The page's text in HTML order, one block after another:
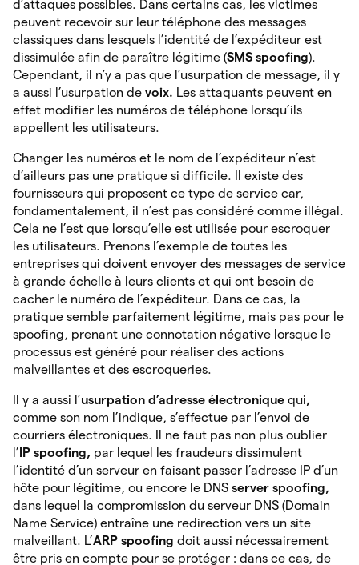
d’attaques possibles. Dans certains cas, les victimes
peuvent recevoir sur leur téléphone des messages
classiques dans lesquels l’identité de l’expéditeur est
dissimulée afin de paraître légitime (SMS spoofing).
Cependant, il n’y a pas que l’usurpation de message, il y
a aussi l’usurpation de voix. Les attaquants peuvent en
effet modifier les numéros de téléphone lorsqu’ils
appellent les utilisateurs.
Changer les numéros et le nom de l’expéditeur n’est
d’ailleurs pas une pratique si difficile. Il existe des
fournisseurs qui proposent ce type de service car,
fondamentalement, il n’est pas considéré comme illégal.
Cela ne l’est que lorsqu’elle est utilisée pour escroquer
les utilisateurs. Prenons l’exemple de toutes les
entreprises qui doivent envoyer des messages de service
à grande échelle à leurs clients et qui ont besoin de
cacher le numéro de l’expéditeur. Dans ce cas, la
pratique semble parfaitement légitime, mais pas pour le
spoofing, prenant une connotation négative lorsque le
processus est généré pour réaliser des actions
malveillantes et des escroqueries.
Il y a aussi l’usurpation d’adresse électronique qui,
comme son nom l’indique, s’effectue par l’envoi de
courriers électroniques. Il ne faut pas non plus oublier
l’ IP spoofing, par lequel les fraudeurs dissimulent
l’identité d’un serveur en faisant passer l’adresse IP d’un
hôte pour légitime, ou encore le DNS server spoofing,
dans lequel la compromission du serveur DNS (Domain
Name Service) entraîne une redirection vers un site
malveillant. L’ARP spoofing doit aussi nécessairement
être pris en compte pour se protéger : dans ce cas, de